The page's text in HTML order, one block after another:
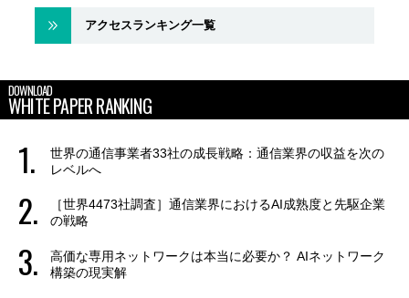
アクセスランキング一覧
DOWNLOAD
WHITE PAPER RANKING
世界の通信事業者33社の成長戦略：通信業界の収益を次の
レベルへ
［世界4473社調査］通信業界におけるAI成熟度と先駆企業
の戦略
高価な専用ネットワークは本当に必要か？ AIネットワーク
構築の現実解